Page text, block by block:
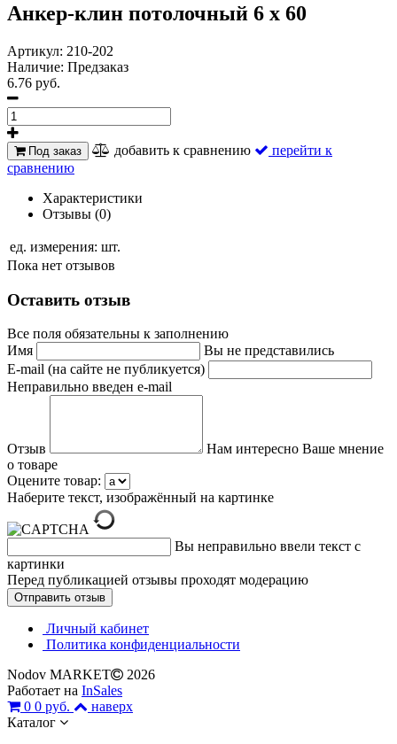
Анкер-клин потолочный 6 х 60
Артикул: 210-202
Наличие: Предзаказ
6.76 руб.
Под заказ добавить к сравнению
перейти к
сравнению
Характеристики
Отзывы (0)
ед. измерения: шт.
Пока нет отзывов
Оставить отзыв
Все поля обязательны к заполнению
Имя
Вы не представились
E-mail (на сайте не публикуется)
Неправильно введен e-mail
Отзыв
Нам интересно Ваше мнение
о товаре
Оцените товар:
Наберите текст, изображённый на картинке
Вы неправильно ввели текст с
картинки
Перед публикацией отзывы проходят модерацию
Личный кабинет
Политика конфиденциальности
Nodov MARKET
2026
Работает на InSales
0 0 руб.
наверх
Каталог